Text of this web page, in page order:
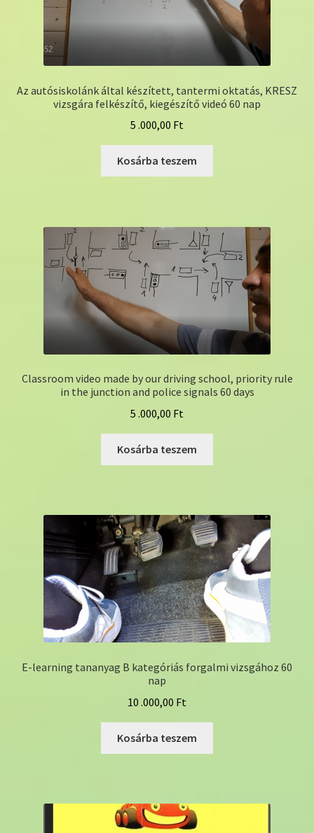
Az autósiskolánk által készített, tantermi oktatás, KRESZ
vizsgára felkészítő, kiegészítő videó 60 nap
5 .000,00 Ft
Kosárba teszem
Classroom video made by our driving school, priority rule
in the junction and police signals 60 days
5 .000,00 Ft
Kosárba teszem
E-learning tananyag B kategóriás forgalmi vizsgához 60
nap
10 .000,00 Ft
Kosárba teszem